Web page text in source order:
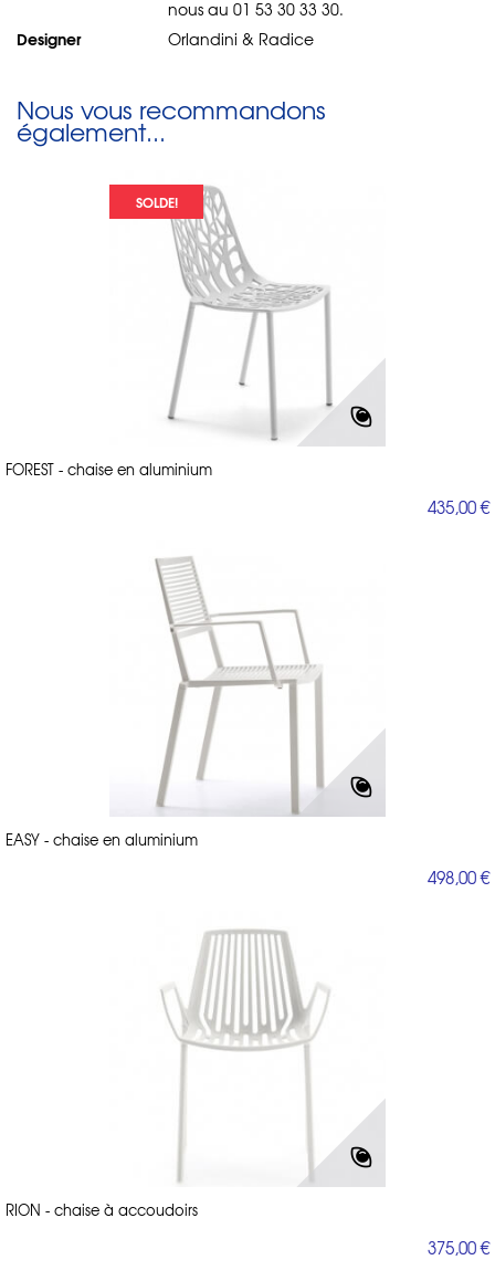
nous au 01 53 30 33 30.
Designer Orlandini & Radice
Nous vous recommandons
également...
SOLDE!
FOREST - chaise en aluminium
435,00 €
EASY - chaise en aluminium
498,00 €
RION - chaise à accoudoirs
375,00 €